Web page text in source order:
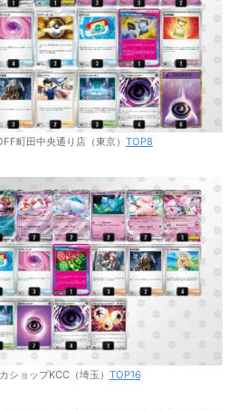
町田中央通り店（東京） TOP8
ショップKCC（埼玉） TOP16